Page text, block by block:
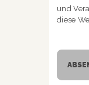
und
diese